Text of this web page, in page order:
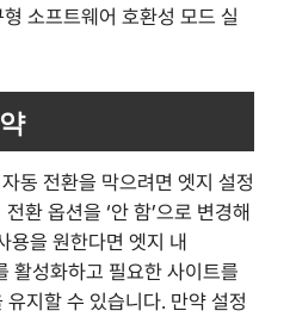
소프트웨어 호환성 모드 실
동 전환을 막으려면 엣지 설정
환 옵션을 ‘안 함’으로 변경해
용을 원한다면 엣지 내
활성화하고 필요한 사이트를
지할 수 있습니다. 만약 설정